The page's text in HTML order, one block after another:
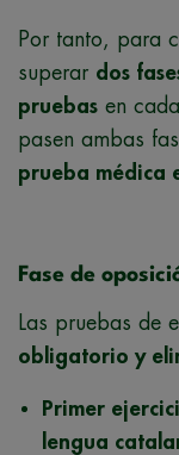
Por tanto, para
superar dos
pruebas en
pasen ambas
prueba médica
Fase de
Las pruebas de
obligatorio y
Primer
lengua